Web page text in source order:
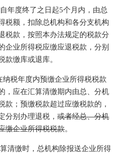
度终了之日起5个月内，由总
税额，扣除总机构和各分支机构
税款，按照本办法规定的税款分
企业所得税应缴应退税款，分别
款缴库或退库。
纳税年度内预缴企业所得税税款
，应在汇算清缴期内由总、分机
款；预缴税款超过应缴税款的，
分别办理退税， 或者经总、分机
缴企业所得税税款。
缴时，总机构除报送企业所得